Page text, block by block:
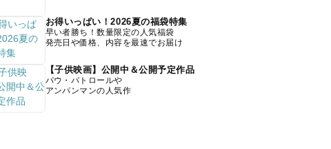
お得いっぱい！2026夏の福袋特集
早い者勝ち！数量限定の人気福袋
発売日や価格、内容を最速でお届け
【子供映画】公開中＆公開予定作品
パウ・パトロールや
アンパンマンの人気作